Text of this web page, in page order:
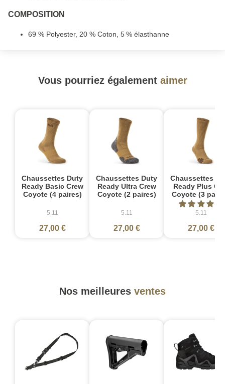
COMPOSITION
69 % Polyester, 20 % Coton, 5 % élasthanne
Vous pourriez également aimer
Chaussettes Duty
Ready Basic Crew
Coyote (4 paires)
5.11
27,00 €
Chaussettes Duty
Ready Ultra Crew
Coyote (2 paires)
5.11
27,00 €
Chaussettes
Ready Plus
Coyote (3
5.11
27,00 €
Nos meilleures ventes